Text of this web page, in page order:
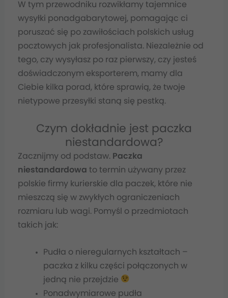
W tym przewodniku rozwikłamy tajemnice
wysyłki ponadgabarytowej, pomagając ci
poruszać się po zawiłościach polskich usług
pocztowych jak profesjonalista. Niezależnie od
tego, czy wysyłasz po raz pierwszy, czy jesteś
doświadczonym eksporterem, mamy dla
Ciebie kilka porad, które sprawią, że twoje
nietypowe przesyłki staną się pestką.
Czym dokładnie jest paczka
niestandardowa?
Zacznijmy od podstaw. Paczka
niestandardowa to termin używany przez
polskie firmy kurierskie dla paczek, które nie
mieszczą się w zwykłych ograniczeniach
rozmiaru lub wagi. Pomyśl o przedmiotach
takich jak:
Pudła o nieregularnych kształtach –
paczka z kilku części połączonych w
jedną nie przejdzie
Ponadwymiarowe pudła